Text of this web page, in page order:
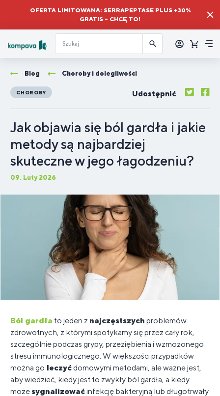
OFERTA LIMITOWANA: SERRAPEPTASE PLUS +30%
GRATIS – CHCĘ TO!
się
Koszyk
Blog Choroby i dolegliwości
CHOROBY Udostępnić
Jak objawia się ból gardła i jakie
metody są najbardziej
skuteczne w jego łagodzeniu?
09. Luty 2026
Ból gardła to jeden z najczęstszych problemów
zdrowotnych, z którymi spotykamy się przez cały rok,
szczególnie podczas grypy, przeziębienia i wzmożonego
stresu immunologicznego. W większości przypadków
można go leczyćdomowymi metodami, ale ważne jest,
aby wiedzieć, kiedy jest to zwykły ból gardła, a kiedy
możesygnalizowaćinfekcję bakteryjną lub długotrwały